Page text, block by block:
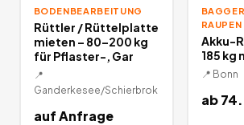
BODENBEARBEITUNG
Rüttler / Rüttelplatte
mieten – 80–200 kg
für Pflaster-, Gar
📍
Ganderkesee/Schierbrok
auf Anfrage
RAUPEN
Akku-
185 kg
📍 Bonn
ab